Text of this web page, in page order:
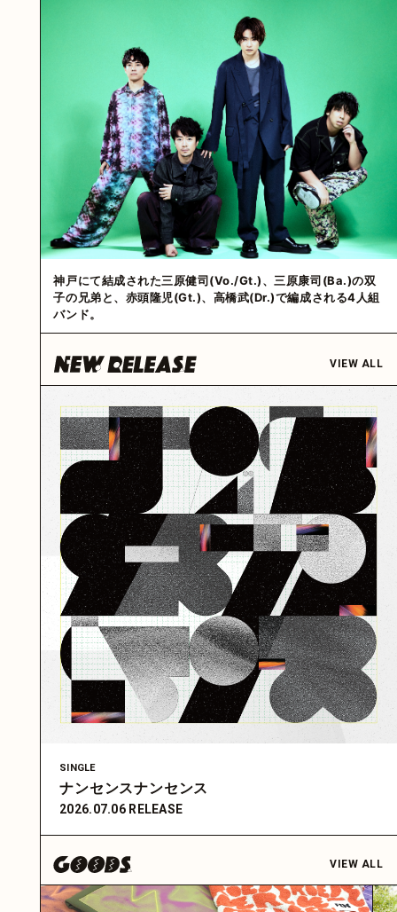
神戸にて結成された三原健司(Vo./Gt.)、三原康司(Ba.)の双
子の兄弟と、赤頭隆児(Gt.)、高橋武(Dr.)で編成される4人組
バンド。
VIEW ALL
SINGLE
ナンセンスナンセンス
2026.07.06 RELEASE
VIEW ALL